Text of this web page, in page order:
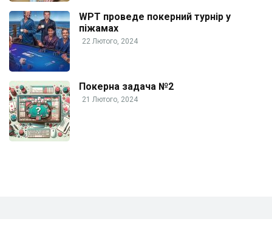
WPT проведе покерний турнір у
піжамах
22 Лютого, 2024
Покерна задача №2
21 Лютого, 2024